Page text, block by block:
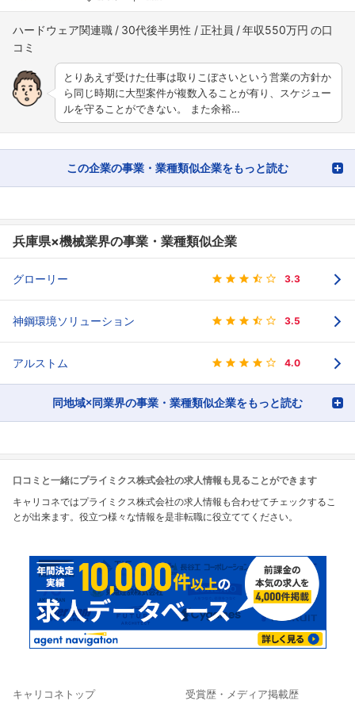
ハードウェア関連職 30代後半男性 正社員 年収550万円
とりあえず受けた仕事は取りこぼさいという営業の方針か
ら同じ時期に大型案件が複数入ることが有り、スケジュー
ルを守ることができない。 また余裕…
この企業の事業・業種類似企業をもっと読む
兵庫県×機械業界の事業・業種類似企業
グローリー 3.3
神鋼環境ソリューション 3.5
アルストム 4.0
同地域×同業界の事業・業種類似企業をもっと読む
口コミと一緒にプライミクス株式会社の求人情報も見ることができます
キャリコネではプライミクス株式会社の求人情報も合わせてチェックするこ
とが出来ます。役立つ様々な情報を是非転職に役立ててください。
キャリコネトップ 受賞歴・メディア掲載歴